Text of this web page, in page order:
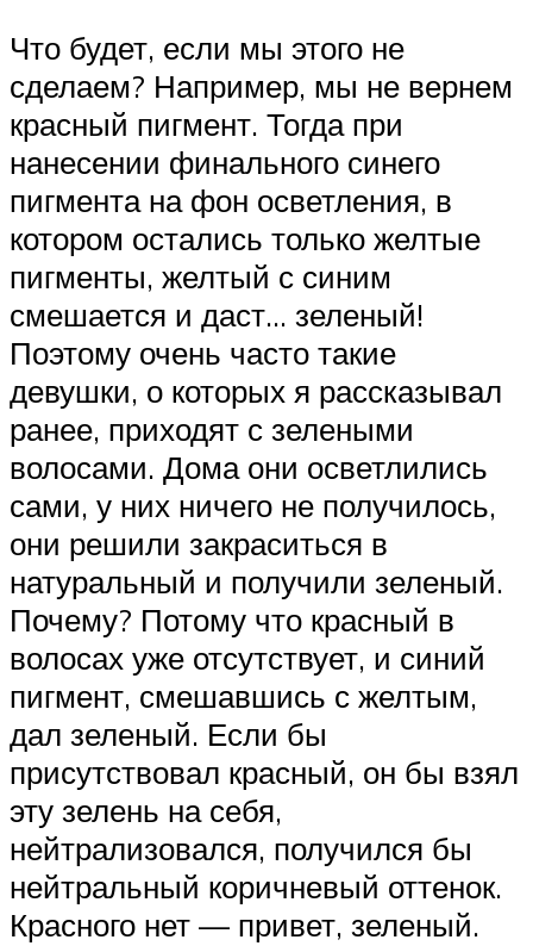
Что будет, если мы этого не
сделаем? Например, мы не вернем
красный пигмент. Тогда при
нанесении финального синего
пигмента на фон осветления, в
котором остались только желтые
пигменты, желтый с синим
смешается и даст… зеленый!
Поэтому очень часто такие
девушки, о которых я рассказывал
ранее, приходят с зелеными
волосами. Дома они осветлились
сами, у них ничего не получилось,
они решили закраситься в
натуральный и получили зеленый.
Почему? Потому что красный в
волосах уже отсутствует, и синий
пигмент, смешавшись с желтым,
дал зеленый. Если бы
присутствовал красный, он бы взял
эту зелень на себя,
нейтрализовался, получился бы
нейтральный коричневый оттенок.
Красного нет — привет, зеленый.